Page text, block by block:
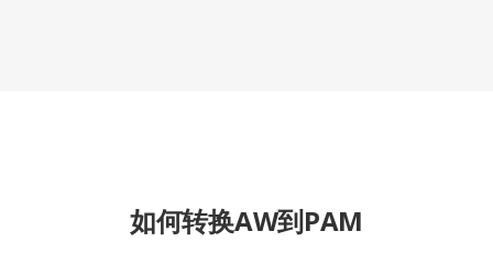
如何转换AW到PAM